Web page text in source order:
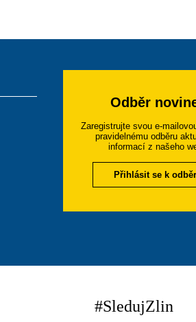
Odběr
Zaregistrujte svou e-
pravidelnému odběru
informací z našeho
Přihlásit se k
#SledujZlin